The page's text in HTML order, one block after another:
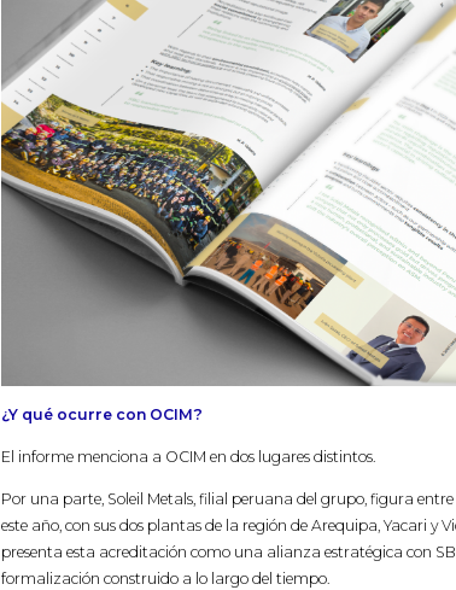
¿Y qué ocurre con OCIM?
El informe menciona a OCIM en dos lugares distintos.
Por una parte, Soleil Metals, filial peruana del grupo, figura
este año, con sus dos plantas de la región de Arequipa, Yacari y
presenta esta acreditación como una alianza estratégica con
formalización construido a lo largo del tiempo.